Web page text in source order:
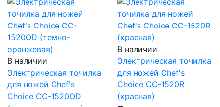
В наличии
Электрическая точилка
для ножей Chef's
Choice CC-1520OD
В наличии
Электрическая точилка
для ножей Chef's
Choice CC-1520R
(красная)